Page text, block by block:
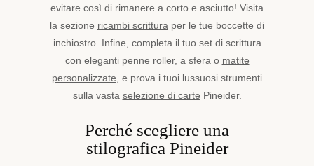
evitare così di rimanere a corto e asciutto! Visita
la sezione ricambi scrittura per le tue boccette di
inchiostro. Infine, completa il tuo set di scrittura
con eleganti penne roller, a sfera o matite
personalizzate , e prova i tuoi lussuosi strumenti
sulla vasta selezione di carte Pineider.
Perché scegliere una
stilografica Pineider